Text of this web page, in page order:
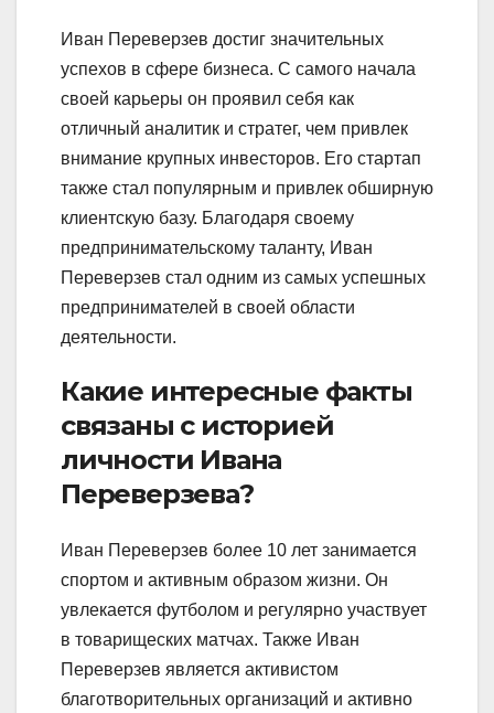
Иван Переверзев достиг значительных
успехов в сфере бизнеса. С самого начала
своей карьеры он проявил себя как
отличный аналитик и стратег, чем привлек
внимание крупных инвесторов. Его стартап
также стал популярным и привлек обширную
клиентскую базу. Благодаря своему
предпринимательскому таланту, Иван
Переверзев стал одним из самых успешных
предпринимателей в своей области
деятельности.
Какие интересные факты
связаны с историей
личности Ивана
Переверзева?
Иван Переверзев более 10 лет занимается
спортом и активным образом жизни. Он
увлекается футболом и регулярно участвует
в товарищеских матчах. Также Иван
Переверзев является активистом
благотворительных организаций и активно